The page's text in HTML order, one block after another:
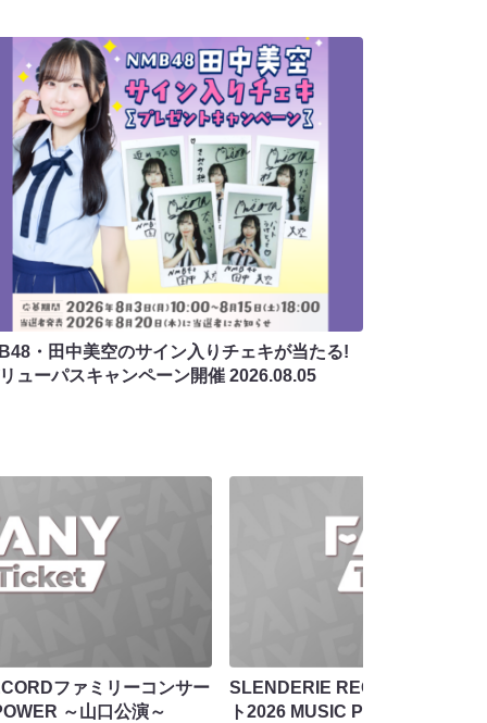
・田中美空のサイン入りチェキが当たる!
ューパスキャンペーン開催 2026.08.05
ファミリーコンサー
～山口公演～
SLENDERIE RECORDファミリ
ト2026 MUSIC POWER ～愛知